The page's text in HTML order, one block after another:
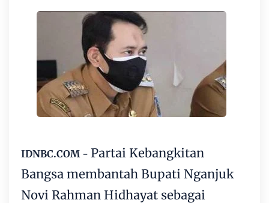
IDNBC.COM - Partai Kebangkitan
Bangsa membantah Bupati Nganjuk
Novi Rahman Hidhayat sebagai